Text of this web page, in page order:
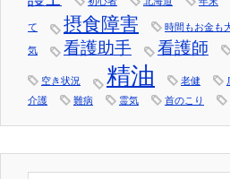
て 摂食障害 時間もお金も
気 看護助手 看護師
空き状況 精油 老健
介護
難病 霊気 首のこり